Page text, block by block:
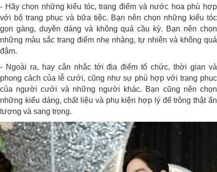
- Hãy chọn những kiểu tóc, trang điểm và nước hoa phù hợp
với bộ trang phục và bữa tiệc. Bạn nên chọn những kiểu tóc
gọn gàng, duyên dáng và không quá cầu kỳ. Bạn nên chọn
những màu sắc trang điểm nhẹ nhàng, tự nhiên và không quá
đậm.
- Ngoài ra, hay cân nhắc tới địa điểm tổ chức, thời gian và
phong cách của lễ cưới, cũng như sự phù hợp với trang phục
của người cưới và những người khác. Bạn cũng nên chọn
những kiểu dáng, chất liệu và phụ kiện hợp lý để trông thật ấn
tượng và sang trọng.